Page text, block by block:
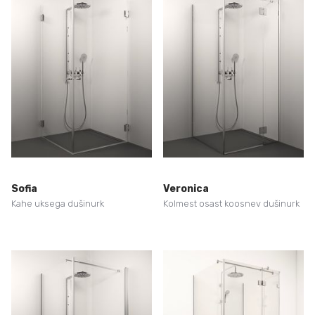
Sofia
Kahe uksega dušinurk
Veronica
Kolmest osast koosnev dušinurk